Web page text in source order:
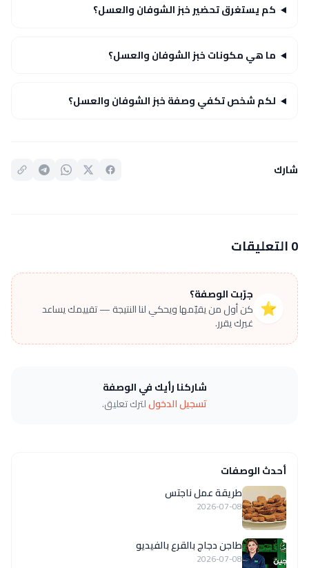
كم يستغرق تحضير خبز الشوفان والعسل؟
ما هي مكونات خبز الشوفان والعسل؟
لكم شخص تكفي وصفة خبز الشوفان والعسل؟
شارك
0 التعليقات
⭐
جرّبت الوصفة؟
كن أول من يقيّمها ويحكي لنا النتيجة — تقييمك يساعد
غيرك يقرر.
شاركنا رأيك في الوصفة
تسجيل الدخوللترك تعليق.
أحدث الوصفات
طريقة عمل ناجتس
2026-07-08
طاجن دجاج بالقرع بالفيديو
2026-07-08